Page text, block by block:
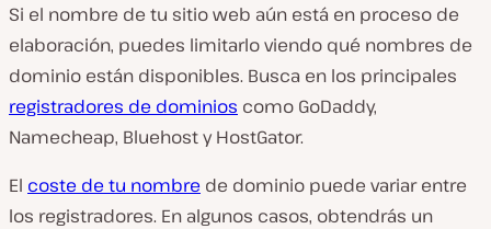
Si el nombre de tu sitio web aún está en proceso de
elaboración, puedes limitarlo viendo qué nombres de
dominio están disponibles. Busca en los principales
registradores de dominios como GoDaddy,
Namecheap, Bluehost y HostGator.
El coste de tu nombre de dominio puede variar entre
los registradores. En algunos casos, obtendrás un